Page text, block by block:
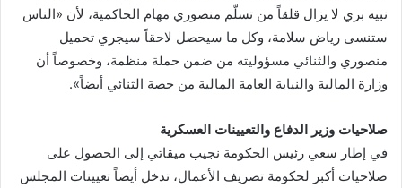
نبيه بري لا يزال قلقاً من تسلّم منصوري مهام الحاكمية، لأن «الناس
ستنسى رياض سلامة، وكل ما سيحصل لاحقاً سيجري تحميل
منصوري والثنائي مسؤوليته من ضمن حملة منظمة، وخصوصاً أن
وزارة المالية والنيابة العامة المالية من حصة الثنائي أيضاً».
صلاحيات وزير الدفاع والتعيينات العسكرية
في إطار سعي رئيس الحكومة نجيب ميقاتي إلى الحصول على
صلاحيات أكبر لحكومة تصريف الأعمال، تدخل أيضاً تعيينات المجلس